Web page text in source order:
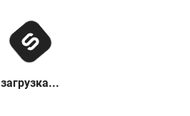
загрузка...